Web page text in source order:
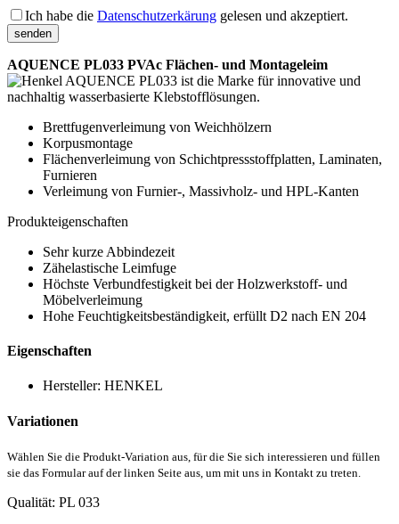
Ich habe die Datenschutzerkärung gelesen und akzeptiert.
AQUENCE PL033 PVAc Flächen- und Montageleim
ist die Marke für innovative und
nachhaltig wasserbasierte Klebstofflösungen.
Brettfugenverleimung von Weichhölzern
Korpusmontage
Flächenverleimung von Schichtpressstoffplatten, Laminaten,
Furnieren
Verleimung von Furnier-, Massivholz- und HPL-Kanten
Produkteigenschaften
Sehr kurze Abbindezeit
Zähelastische Leimfuge
Höchste Verbundfestigkeit bei der Holzwerkstoff- und
Möbelverleimung
Hohe Feuchtigkeitsbeständigkeit, erfüllt D2 nach EN 204
Eigenschaften
Hersteller: HENKEL
Variationen
Wählen Sie die Produkt-Variation aus, für die Sie sich interessieren und füllen
sie das Formular auf der linken Seite aus, um mit uns in Kontakt zu treten.
Qualität: PL 033